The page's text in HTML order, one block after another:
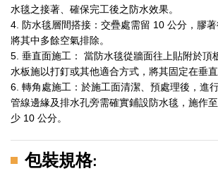
水毯之接著、確保完工後之防水效果。
4. 防水毯層間搭接：交疊處需留 10 公分，膠著
將其中多餘空氣排除。
5. 垂直面施工： 當防水毯從牆面往上貼附於頂
水板施以打釘或其他適合方式，將其固定在垂直
6. 轉角處施工：於施工面清潔、預處理後，進
管線邊緣及排水孔旁需確實鋪設防水毯，施作
少 10 公分。
包裝規格: